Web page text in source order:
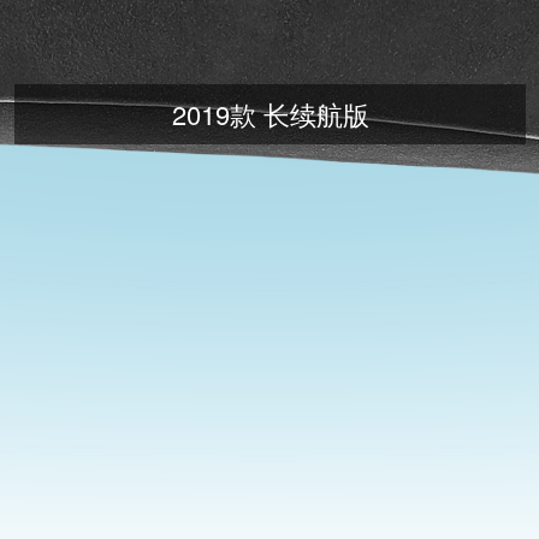
2019款 长续航版